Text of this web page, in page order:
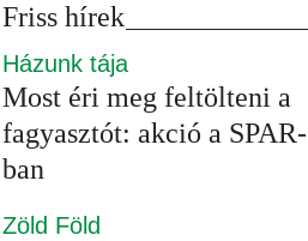
Friss hírek
Házunk tája
Most éri meg feltölteni a
fagyasztót: akció a SPAR-
ban
Zöld Föld